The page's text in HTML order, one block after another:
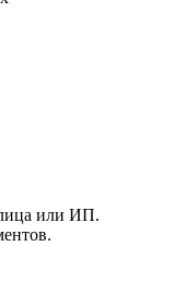
или ИП.